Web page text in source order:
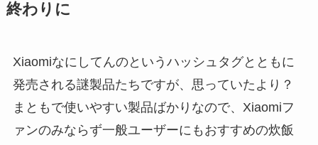
終わりに
Xiaomiなにしてんのというハッシュタグとともに
発売される謎製品たちですが、思っていたより？
まともで使いやすい製品ばかりなので、Xiaomiフ
ァンのみならず一般ユーザーにもおすすめの炊飯